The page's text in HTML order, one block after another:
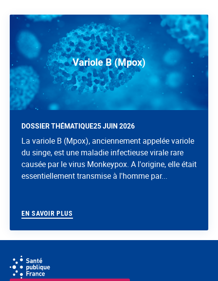
Variole B (Mpox)
DOSSIER THÉMATIQUE25 JUIN 2026
La variole B (Mpox), anciennement appelée variole
du singe, est une maladie infectieuse virale rare
causée par le virus Monkeypox. A l'origine, elle était
essentiellement transmise à l'homme par...
EN SAVOIR PLUS